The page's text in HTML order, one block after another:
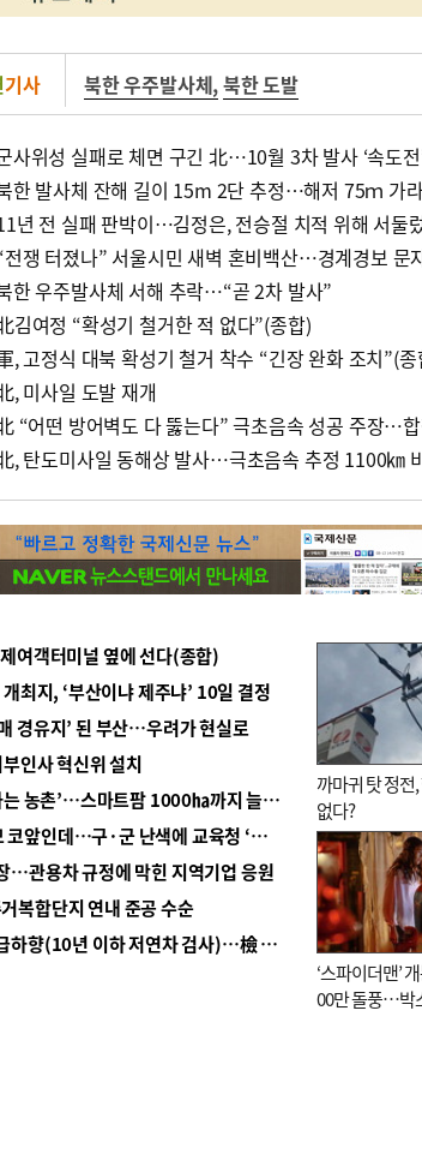
기사 북한 우주발사체,북한 도발
사위성 실패로 체면 구긴 北…10월 3차 발사 ‘속도전
한 발사체 잔해 길이 15m 2단 추정…해저 75ｍ 가
년 전 실패 판박이…김정은, 전승절 치적 위해 서둘
전쟁 터졌나” 서울시민 새벽 혼비백산…경계경보 문
한 우주발사체 서해 추락…“곧 2차 발사”
김여정 “확성기 철거한 적 없다”(종합)
, 고정식 대북 확성기 철거 착수 “긴장 완화 조치”(종
, 미사일 도발 재개
“어떤 방어벽도 다 뚫는다” 극초음속 성공 주장…
, 탄도미사일 동해상 발사…극초음속 추정 1100㎞
여객터미널 옆에 선다(종합)
최지, ‘부산이냐 제주냐’ 10일 결정
경유지’ 된 부산…우려가 현실로
인사 혁신위 설치
■ 경남 농정 비전 ‘잘 사는 농촌’…스마트팜 1000㏊까지 늘린다
■ 교육혁신선도지 공모 코앞인데…구·군 난색에 교육청 ‘쩔쩔’
…관용차 규정에 막힌 지역기업 응원
복합단지 연내 준공 수순
■ 검사 신분 버리고 직급하향(10년 이하 저연차 검사)…檢 중수청행 기피
까마귀 탓 정전
없다?
‘스파이더맨’
00만 돌풍…박